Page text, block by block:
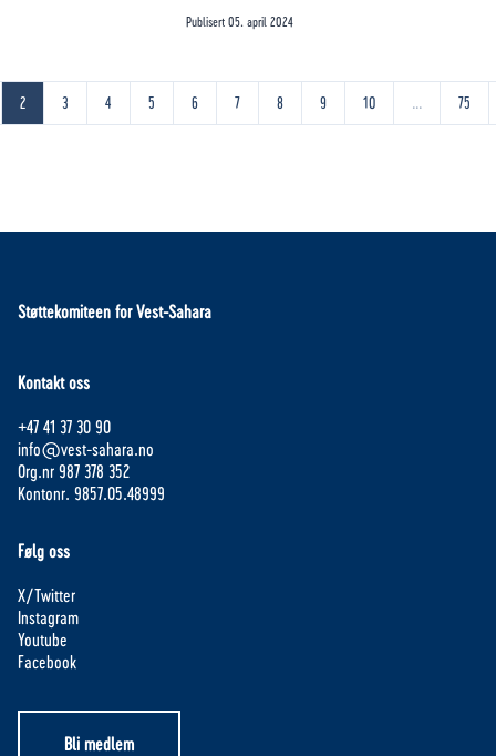
Publisert 05. april 2024
2 3 4 5 6 7 8 9 10 ... 75
Støttekomiteen for Vest-Sahara
Kontakt oss
+47 41 37 30 90
info@vest-sahara.no
Org.nr 987 378 352
Kontonr. 9857.05.48999
Følg oss
X/Twitter
Instagram
Youtube
Facebook
Bli medlem